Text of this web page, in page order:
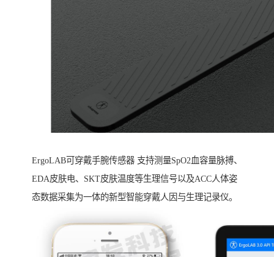
ErgoLAB可穿戴手腕传感器 支持测量SpO2血容量脉搏、
EDA皮肤电、SKT皮肤温度等生理信号以及ACC人体姿
态数据采集为一体的新型智能穿戴人因与生理记录仪。